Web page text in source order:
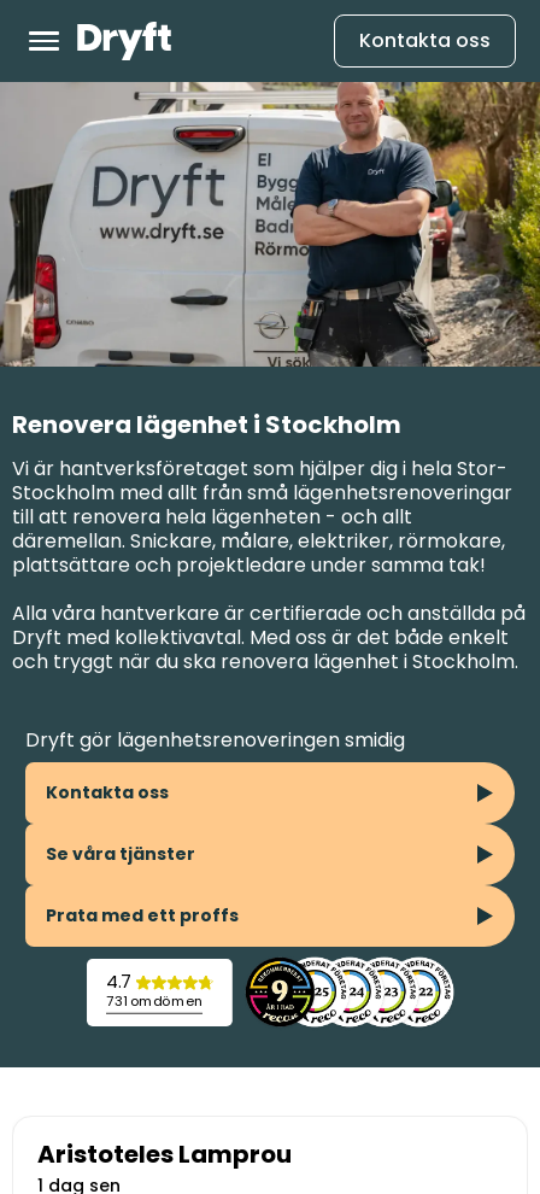
Kontakta oss
Renovera lägenhet i Stockholm
Vi är hantverksföretaget som hjälper dig i hela Stor-
Stockholm med allt från små lägenhetsrenoveringar
till att renovera hela lägenheten - och allt
däremellan. Snickare, målare, elektriker, rörmokare,
plattsättare och projektledare under samma tak!
Alla våra hantverkare är certifierade och anställda på
Dryft med kollektivavtal. Med oss är det både enkelt
och tryggt när du ska renovera lägenhet i Stockholm.
Dryft gör lägenhetsrenoveringen smidig
Kontakta oss
Se våra tjänster
Prata med ett proffs
4.7
731 omdömen
Aristoteles Lamprou
1 dag sen